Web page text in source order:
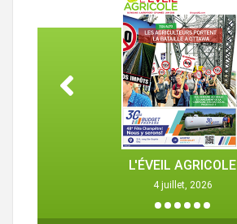
L'ÉVEIL AGRICOLE
4 juillet, 2026
1 2 3 4 5